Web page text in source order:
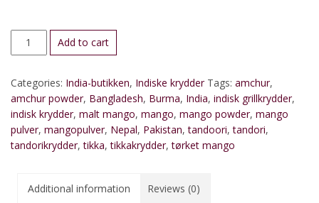
Mangopulver
quantity
Add to cart
Categories: India-butikken, Indiske krydder Tags: amchur,
amchur powder, Bangladesh, Burma, India, indisk grillkrydder,
indisk krydder, malt mango, mango, mango powder, mango
pulver, mangopulver, Nepal, Pakistan,tandoori,tandori,
tandorikrydder,tikka,tikkakrydder,tørket mango
Additional information Reviews (0)